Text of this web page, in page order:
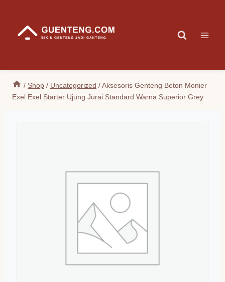
content
/ Shop / Uncategorized /Aksesoris Genteng Beton Monier
Exel Exel Starter Ujung Jurai Standard Warna Superior Grey